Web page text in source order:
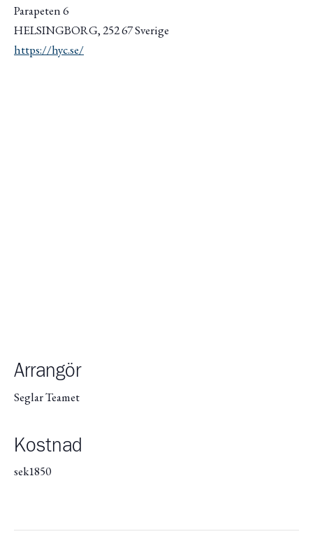
Parapeten 6
HELSINGBORG,252 67Sverige
https://hyc.se/
Arrangör
Seglar Teamet
Kostnad
sek1850